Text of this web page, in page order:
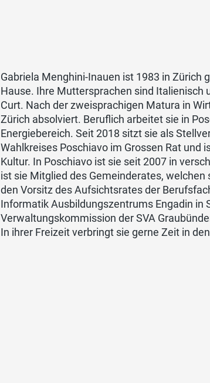
Gabriela Menghini-Inauen ist 1983 in Zürich
Hause. Ihre Muttersprachen sind Italienisch
Curt. Nach der zweisprachigen Matura in
Zürich absolviert. Beruflich arbeitet sie in
Energiebereich. Seit 2018 sitzt sie als
Wahlkreises Poschiavo im Grossen Rat und
Kultur. In Poschiavo ist sie seit 2007 in
ist sie Mitglied des Gemeinderates,
den Vorsitz des Aufsichtsrates der
Informatik Ausbildungszentrums Engadin in
Verwaltungskommission der SVA
In ihrer Freizeit verbringt sie gerne Zeit in